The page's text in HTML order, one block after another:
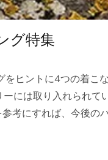
グ特集
をヒントに4つの着こ
には取り入れられて
考にすれば、今後の
がとうご